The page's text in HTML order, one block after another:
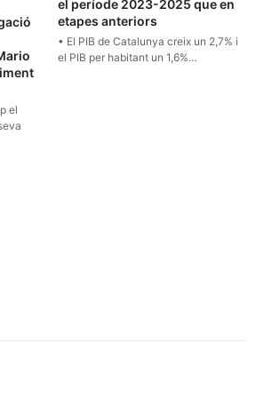
el
el període 2023-2025 que en
etapes anteriors
• El PIB de Catalunya creix un 2,7% i
el PIB per habitant un 1,6%…